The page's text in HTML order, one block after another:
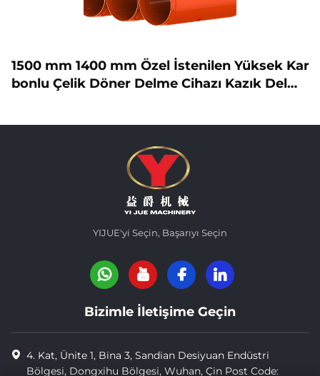
1500 mm 1400 mm Özel İstenilen Yüksek Kar
bonlu Çelik Döner Delme Cihazı Kazık Delme
YIJUE'yi Seçin, Başarıyı Seçin
Bizimle İletişime Geçin
4. Kat, Ünite 1, Bina 3, Sandian Desiyuan Endüstri
Bölgesi, Dongxihu Bölgesi, Wuhan, Çin Post Code: